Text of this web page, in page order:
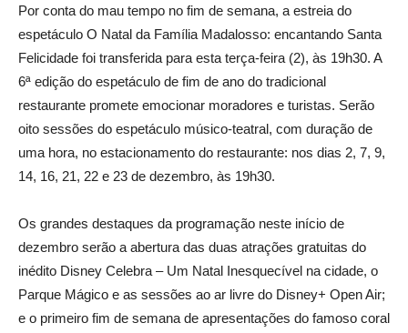
Por conta do mau tempo no fim de semana, a estreia do
espetáculo O Natal da Família Madalosso: encantando Santa
Felicidade foi transferida para esta terça-feira (2), às 19h30. A
6ª edição do espetáculo de fim de ano do tradicional
restaurante promete emocionar moradores e turistas. Serão
oito sessões do espetáculo músico-teatral, com duração de
uma hora, no estacionamento do restaurante: nos dias 2, 7, 9,
14, 16, 21, 22 e 23 de dezembro, às 19h30.
Os grandes destaques da programação neste início de
dezembro serão a abertura das duas atrações gratuitas do
inédito Disney Celebra – Um Natal Inesquecível na cidade, o
Parque Mágico e as sessões ao ar livre do Disney+ Open Air;
e o primeiro fim de semana de apresentações do famoso coral